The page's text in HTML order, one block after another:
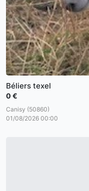
Béliers texel
0 €
Canisy (50860)
01/08/2026 00:00